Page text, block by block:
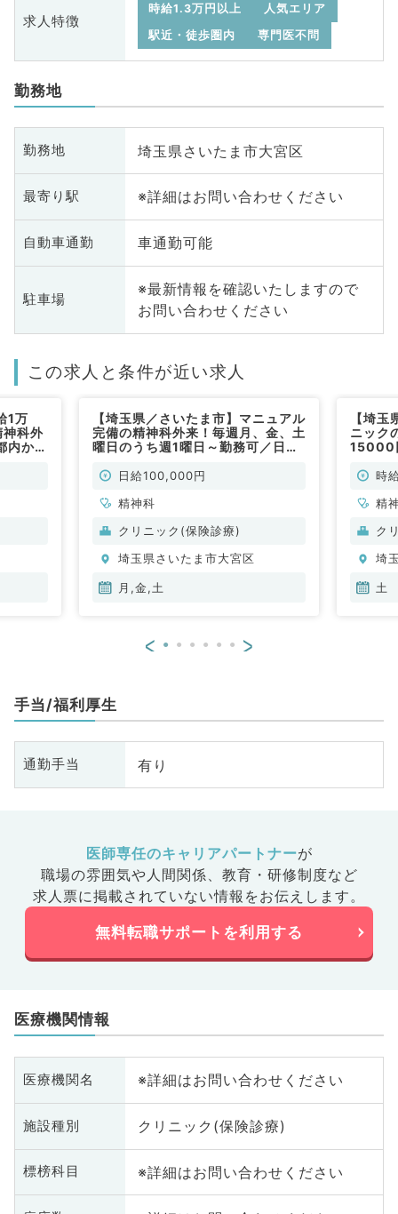
求人特徴
時給1.3万円以上
人気エリア
駅近・徒歩圏内
専門医不問
勤務地
勤務地 埼玉県さいたま市大宮区
最寄り駅 ※詳細はお問い合わせください
自動車通勤 車通勤可能
駐車場
※最新情報を確認いたしますので
お問い合わせください
この求人と条件が近い求人
1万
科外
内から
【埼玉県／さいたま市】マニュアル
完備の精神科外来！毎週月、金、土
曜日のうち週1曜日～勤務可／日給
クにて一般外来のお仕事です（精神
日給100,000円
精神科
クリニック(保険診療)
埼玉県さいたま市大宮区
月,金,土
【埼
ニック
15000
時
精
ク
埼
土
< >
手当/福利厚生
通勤手当 有り
医師専任のキャリアパートナーが
職場の雰囲気や人間関係、 教育・研修制度など
求人票に掲載されていない情報をお伝えします。
無料転職サポートを利用する
医療機関情報
医療機関名 ※詳細はお問い合わせください
施設種別 クリニック(保険診療)
標榜科目 ※詳細はお問い合わせください